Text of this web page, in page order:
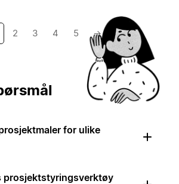
2 3 4 5 →
for ulike
prosjektstyringsverktøy